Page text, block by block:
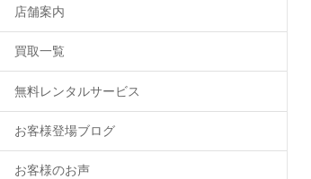
店舗案内
買取一覧
無料レンタルサービス
お客様登場ブログ
お客様のお声